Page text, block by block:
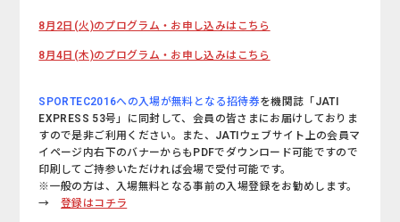
8月2日(火)のプログラム・お申し込みはこちら
8月4日(木)のプログラム・お申し込みはこちら
SPORTEC2016への入場が無料となる招待券を機関誌「JATI
EXPRESS 53号」に同封して、会員の皆さまにお届けしておりま
すので是非ご利用ください。また、JATIウェブサイト上の会員マ
イページ内右下のバナーからもPDFでダウンロード可能ですので
印刷してご持参いただければ会場で受付可能です。
※一般の方は、入場無料となる事前の入場登録をお勧めします。
→登録はコチラ